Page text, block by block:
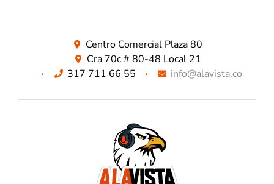
Centro Comercial Plaza 80
Cra 70c # 80-48 Local 21
317 711 66 55
info@alavista.co